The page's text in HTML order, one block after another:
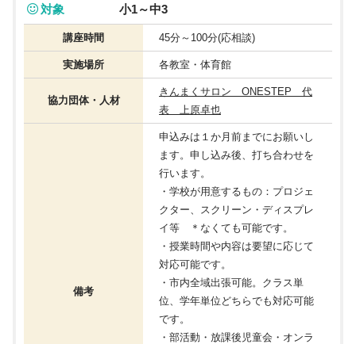
対象
小1～中3
講座時間 45分～100分(応相談)
実施場所 各教室・体育館
協力団体・人材
きんまくサロン ONESTEP 代
表 上原卓也
備考
申込みは１か月前までにお願いし
ます。申し込み後、打ち合わせを
行います。
・学校が用意するもの：プロジェ
クター、スクリーン・ディスプレ
イ等 ＊なくても可能です。
・授業時間や内容は要望に応じて
対応可能です。
・市内全域出張可能。クラス単
位、学年単位どちらでも対応可能
です。
・部活動・放課後児童会・オンラ